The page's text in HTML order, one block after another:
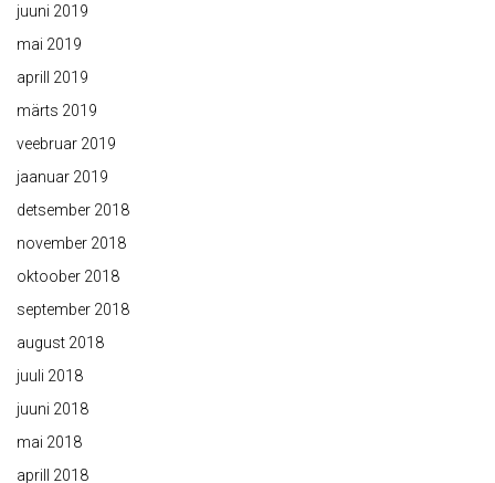
juuni 2019
mai 2019
aprill 2019
märts 2019
veebruar 2019
jaanuar 2019
detsember 2018
november 2018
oktoober 2018
september 2018
august 2018
juuli 2018
juuni 2018
mai 2018
aprill 2018